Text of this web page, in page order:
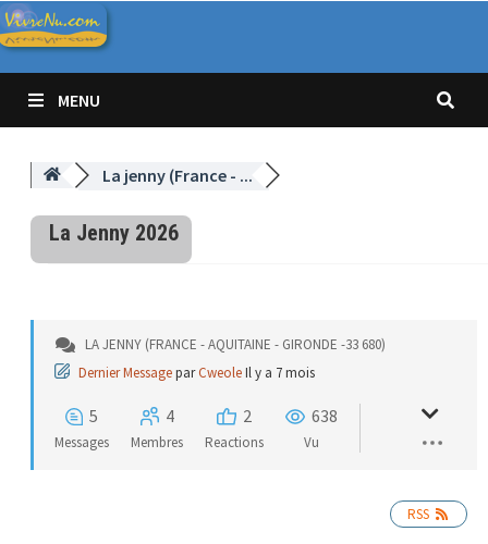
Passer
au
contenu
MENU
La jenny (France - ...
La Jenny 2026
LA JENNY (FRANCE - AQUITAINE - GIRONDE -33 680)
Dernier MessageparCweoleIl y a 7 mois
5
Messages
4
Membres
2
Reactions
638
Vu
RSS